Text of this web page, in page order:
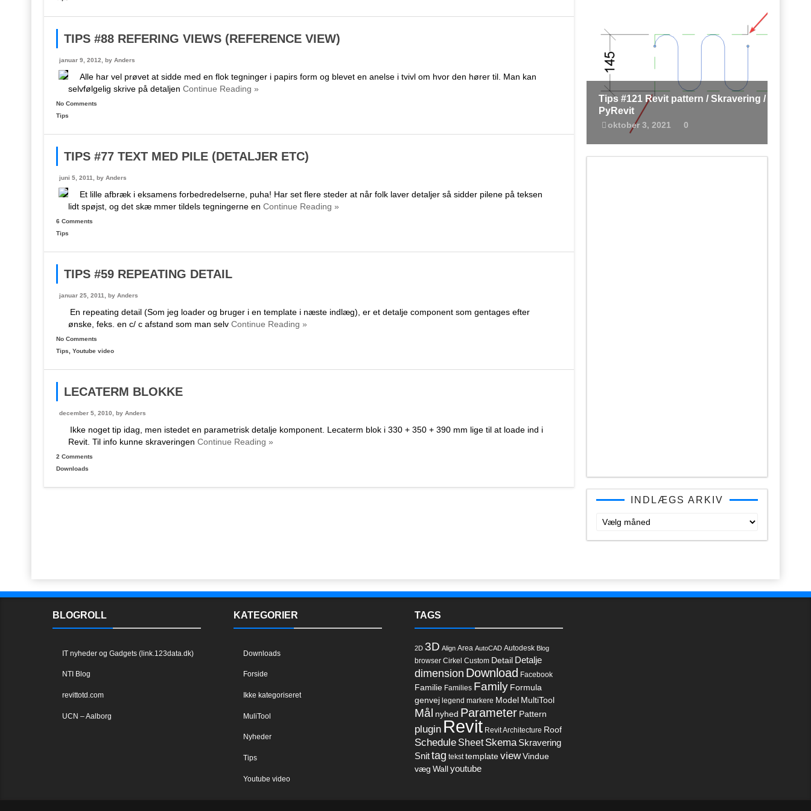
TIPS #88 REFERING VIEWS (REFERENCE VIEW)
januar 9, 2012, by Anders
Alle har vel prøvet at sidde med en flok tegninger i papirs form og blevet en anelse i tvivl om hvor den hører til. Man kan
selvfølgelig skrive på detaljen Continue Reading »
No Comments
Tips
TIPS #77 TEXT MED PILE (DETALJER ETC)
juni 5, 2011, by Anders
Et lille afbræk i eksamens forbedredelserne, puha! Har set flere steder at når folk laver detaljer så sidder pilene på teksen
lidt spøjst, og det skæ mmer tildels tegningerne en Continue Reading »
6 Comments
Tips
TIPS #59 REPEATING DETAIL
januar 25, 2011, by Anders
En repeating detail (Som jeg loader og bruger i en template i næste indlæg), er et detalje component som gentages efter
ønske, feks. en c/ c afstand som man selv Continue Reading »
No Comments
Tips
Youtube video
LECATERM BLOKKE
december 5, 2010, by Anders
Ikke noget tip idag, men istedet en parametrisk detalje komponent. Lecaterm blok i 330 + 350 + 390 mm lige til at loade ind i
Revit. Til info kunne skraveringen Continue Reading »
2 Comments
Downloads
Tips #122 – komma eller punktum?
december 14, 2022
Tips #121 Revit pattern / Skravering /
PyRevit
oktober 3, 2021 0
INDLÆGS ARKIV
Indlægs
BLOGROLL
IT nyheder og Gadgets (link.123data.dk)
NTI Blog
revittotd.com
UCN – Aalborg
KATEGORIER
Downloads
Forside
Ikke kategoriseret
MuliTool
Nyheder
Tips
Youtube video
TAGS
2D 3D Align Area AutoCAD Autodesk Blog
browser Cirkel Custom Detail Detalje
dimension Download Facebook
Familie Families Family Formula
genvej legend markere Model MultiTool
Mål nyhed Parameter Pattern
plugin Revit Revit Architecture Roof
Schedule Sheet Skema Skravering
Snittag tekst templateviewVindue
væg Wallyoutube